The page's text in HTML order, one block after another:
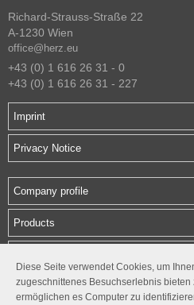
Diese Seite verwendet Cookies, um
zugeschnittenes Besuchserlebnis
ermöglichen es Computer zu
Richard-Strauss-Straße 22
A-1230 Wien
office@herz.eu
+43 (0) 1 616 26 31 - 0
+43 (0) 1 616 26 31 - 227
Imprint
Privacy Notice
Company profile
Products
Contact